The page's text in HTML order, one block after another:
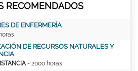
RECOMENDADOS
DE ENFERMERÍA
DE RECURSOS NATURALES Y
- 2000 horas